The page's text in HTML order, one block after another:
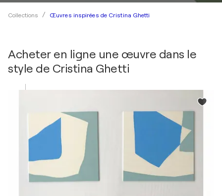
Collections Œuvres inspirées de Cristina Ghetti
Acheter en ligne une œuvre dans le
style de Cristina Ghetti